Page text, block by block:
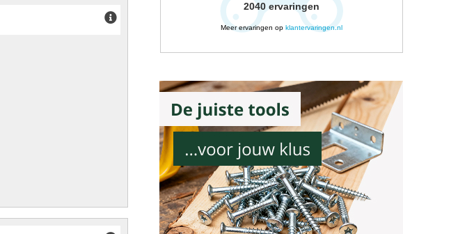
2040 ervaringen
Meer ervaringen op klantervaringen.nl